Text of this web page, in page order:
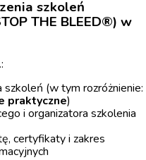
szkoleń
THE BLEED®) w
(w tym rozróżnienie:
praktyczne)
i organizatora szkolenia
certyfikaty i zakres